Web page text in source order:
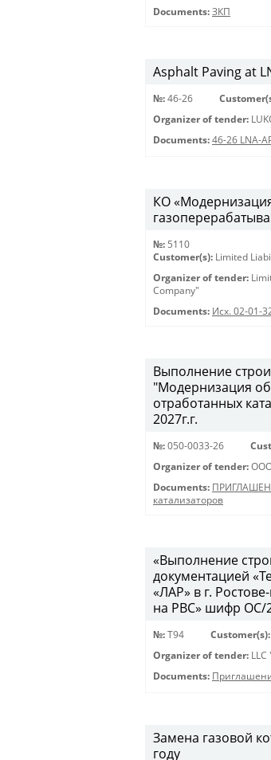
Documents: ЗКП
Asphalt Paving at
№: 46-26
Organizer of tender:
Documents: 46-26 LNA-
КО
№: 5110
Customer(s): Limited
Organizer of tender:
Company"
Documents: Исх. 02-01-
Выполнение
"Модернизация
отработанных
2027г.г.
№: 050-0033-26
Organizer of tender:
Documents:
катализаторов
«Выполнение
документацией
«ЛАР» в г.
на РВС» шифр ОС/
№: Т94 Customer(s):
Organizer of tender: LLC
Documents:
Замена газовой
году